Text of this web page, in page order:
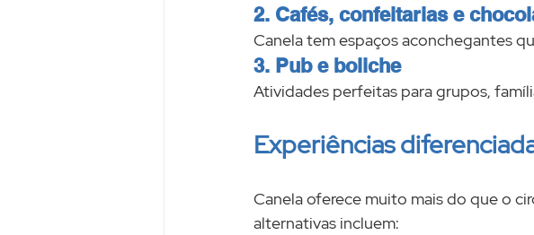
2. Cafés, confeitarias e
Canela tem espaços aconchegantes
3. Pub e boliche
Atividades perfeitas para grupos,
Experiências
Canela oferece muito mais do que o
alternativas incluem: